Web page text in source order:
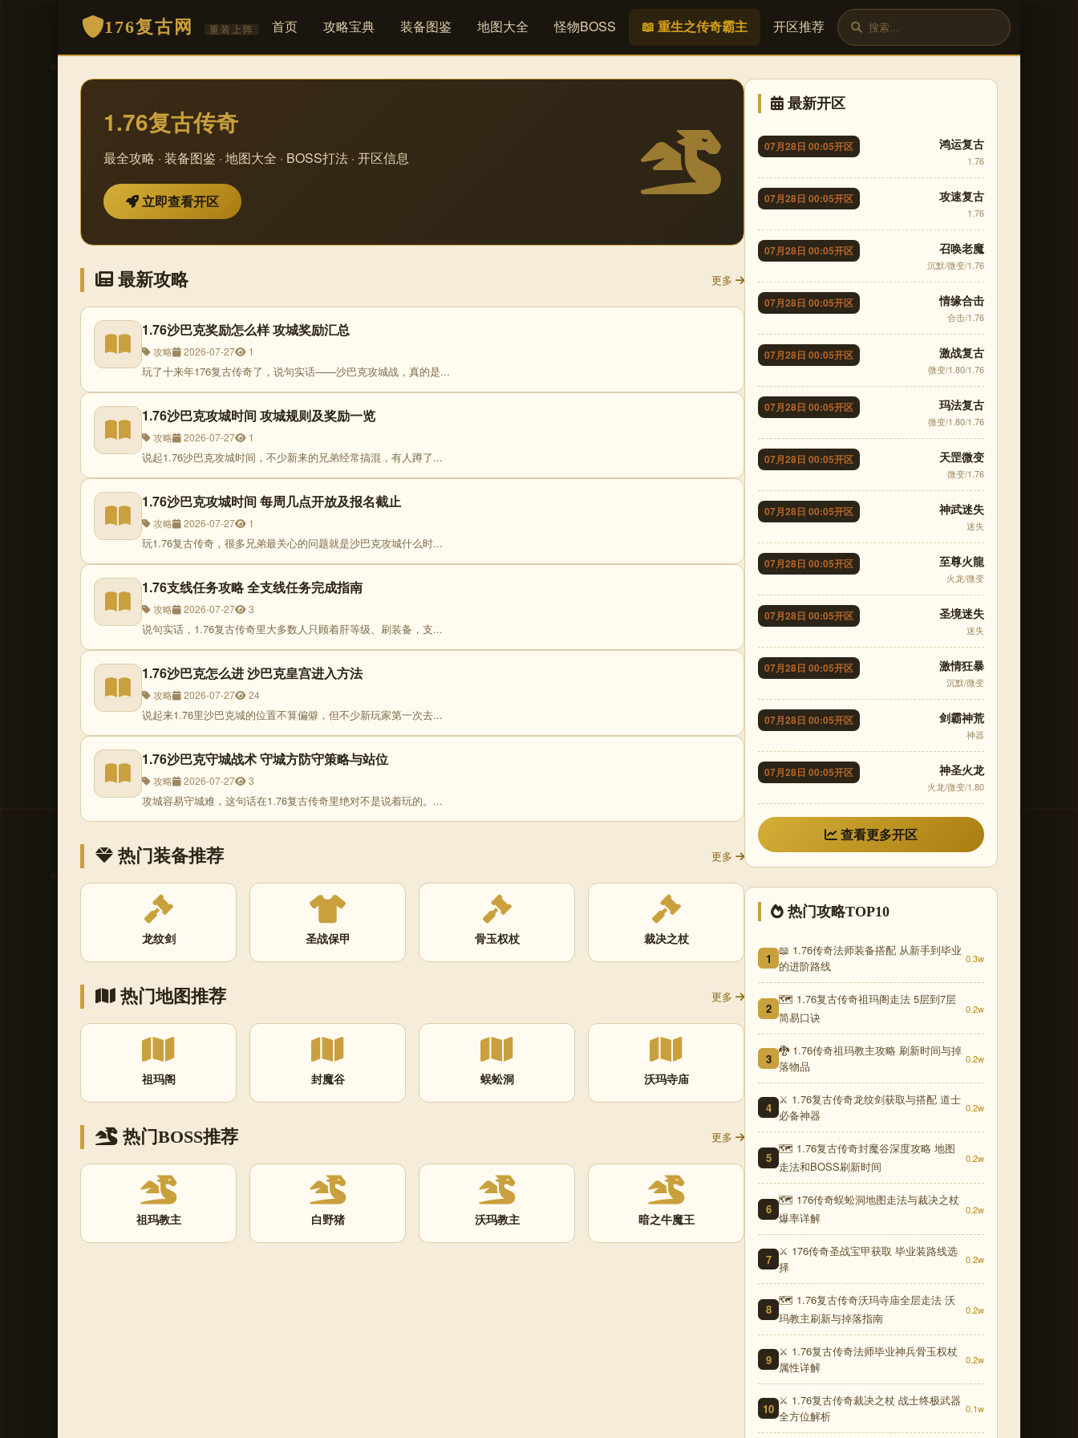
176复古网 重装上阵 首页 攻略宝典 装备图鉴 地图大全 怪物BOSS 📖 重生之传奇霸主 开区推荐
1.76复古传奇
最全攻略 · 装备图鉴 · 地图大全 · BOSS打法 · 开区信息
立即查看开区
最新攻略 更多
1.76沙巴克奖励怎么样 攻城奖励汇总
攻略 2026-07-27 1
玩了十来年176复古传奇了，说句实话——沙巴克攻城战，真的是...
1.76沙巴克攻城时间 攻城规则及奖励一览
攻略 2026-07-27 1
说起1.76沙巴克攻城时间，不少新来的兄弟经常搞混，有人蹲了...
1.76沙巴克攻城时间 每周几点开放及报名截止
攻略 2026-07-27 1
玩1.76复古传奇，很多兄弟最关心的问题就是沙巴克攻城什么时...
1.76支线任务攻略 全支线任务完成指南
攻略 2026-07-27 3
说句实话，1.76复古传奇里大多数人只顾着肝等级、刷装备，支...
1.76沙巴克怎么进 沙巴克皇宫进入方法
攻略 2026-07-27 24
说起来1.76里沙巴克城的位置不算偏僻，但不少新玩家第一次去...
1.76沙巴克守城战术 守城方防守策略与站位
攻略 2026-07-27 3
攻城容易守城难，这句话在1.76复古传奇里绝对不是说着玩的。...
热门装备推荐 更多
龙纹剑 圣战保甲 骨玉权杖 裁决之杖
热门地图推荐 更多
祖玛阁 封魔谷 蜈蚣洞 沃玛寺庙
热门BOSS推荐 更多
祖玛教主 白野猪 沃玛教主 暗之牛魔王
最新开区
07月28日 00:05开区 鸿运复古
1.76
07月28日 00:05开区 攻速复古
1.76
07月28日 00:05开区 召唤老魔
沉默/微变/1.76
07月28日 00:05开区 情缘合击
合击/1.76
07月28日 00:05开区 激战复古
微变/1.80/1.76
07月28日 00:05开区 玛法复古
微变/1.80/1.76
07月28日 00:05开区 天罡微变
微变/1.76
07月28日 00:05开区 神武迷失
迷失
07月28日 00:05开区 至尊火龍
火龙/微变
07月28日 00:05开区 圣境迷失
迷失
07月28日 00:05开区 激情狂暴
沉默/微变
07月28日 00:05开区 剑霸神荒
神器
07月28日 00:05开区 神圣火龙
火龙/微变/1.80
查看更多开区
热门攻略TOP10
1
📖 1.76传奇法师装备搭配 从新手到毕业
的进阶路线
0.3w
2
🗺️ 1.76复古传奇祖玛阁走法 5层到7层
简易口诀
0.2w
3
🐉 1.76传奇祖玛教主攻略 刷新时间与掉
落物品
0.2w
4
⚔️ 1.76复古传奇龙纹剑获取与搭配 道士
必备神器
0.2w
5
🗺️ 1.76复古传奇封魔谷深度攻略 地图
走法和BOSS刷新时间
0.2w
6
🗺️ 176传奇蜈蚣洞地图走法与裁决之杖
爆率详解
0.2w
7
⚔️ 176传奇圣战宝甲获取 毕业装路线选
择
0.2w
8
🗺️ 1.76复古传奇沃玛寺庙全层走法 沃
玛教主刷新与掉落指南
0.2w
9
⚔️ 1.76复古传奇法师毕业神兵骨玉权杖
属性详解
0.2w
10
⚔️ 1.76复古传奇裁决之杖 战士终极武器
全方位解析
0.1w